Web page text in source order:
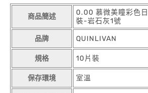
商品簡述
0.00 慕微美瞳彩色
裝-岩石灰1號
品牌 QUINLIVAN
規格 10片裝
保存環境 室溫